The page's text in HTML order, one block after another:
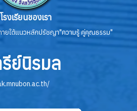
โรงเรียนของเรา
ายใต้แนวหลักปรัชญา"ความรู้ คู่คุณธรรม"
รีย์นิรมล